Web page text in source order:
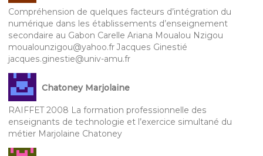
Compréhension de quelques facteurs d’intégration du
numérique dans les établissements d’enseignement
secondaire au Gabon Carelle Ariana Moualou Nzigou
moualounzigou@yahoo.fr Jacques Ginestié
jacques.ginestie@univ-amu.fr
Chatoney Marjolaine
RAIFFET 2008 La formation professionnelle des
enseignants de technologie et l’exercice simultané du
métier Marjolaine Chatoney